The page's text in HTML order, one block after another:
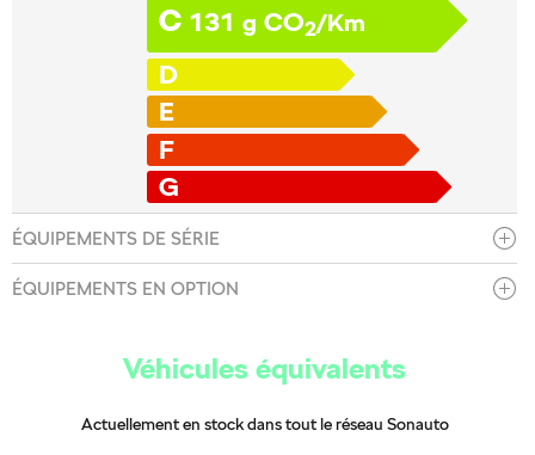
C 131 g CO2/Km
D
E
F
G
ÉQUIPEMENTS DE SÉRIE
ÉQUIPEMENTS EN OPTION
Véhicules équivalents
Actuellement en stock dans tout le réseau Sonauto